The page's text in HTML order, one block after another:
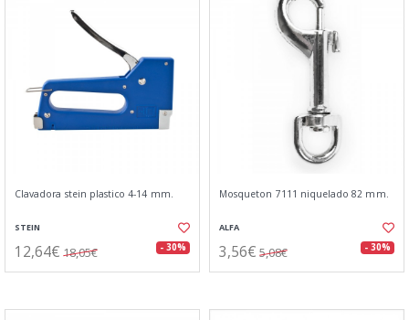
Clavadora stein plastico 4-14 mm.
STEIN
12,64€ 18,05€ - 30%
Mosqueton 7111 niquelado 82 mm.
ALFA
3,56€ 5,08€ - 30%